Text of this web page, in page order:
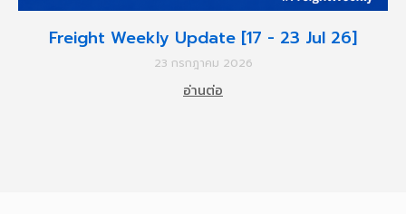
Freight Weekly Update [17 - 23 Jul 26]
23 กรกฎาคม 2026
อ่านต่อ